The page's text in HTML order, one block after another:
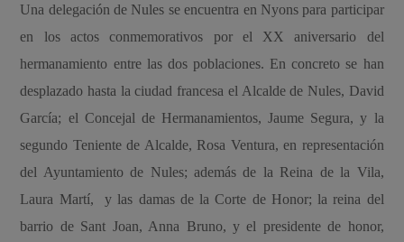
Una delegación de Nules se encuentra en Nyons para participar
en los actos conmemorativos por el XX aniversario del
hermanamiento entre las dos poblaciones. En concreto se han
desplazado hasta la ciudad francesa el Alcalde de Nules, David
García; el Concejal de Hermanamientos, Jaume Segura, y la
segundo Teniente de Alcalde, Rosa Ventura, en representación
del Ayuntamiento de Nules; además de la Reina de la Vila,
Laura Martí, y las damas de la Corte de Honor; la reina del
barrio de Sant Joan, Anna Bruno, y el presidente de honor,